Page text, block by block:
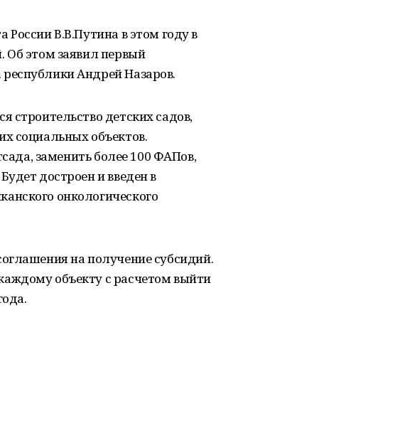
России В.В.Путина в этом году в
Об этом заявил первый
Андрей Назаров.
строительство детских садов,
социальных объектов.
заменить более 100 ФАПов,
достроен и введен в
онкологического
на получение субсидий.
объекту с расчетом выйти